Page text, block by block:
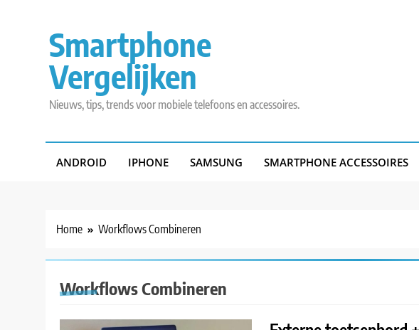
Smartphone
Vergelijken
Nieuws, tips, trends voor mobiele telefoons en accessoires.
ANDROID IPHONE SAMSUNG SMARTPHONE ACCESSOIRES
Home Workflows Combineren
Workflows Combineren